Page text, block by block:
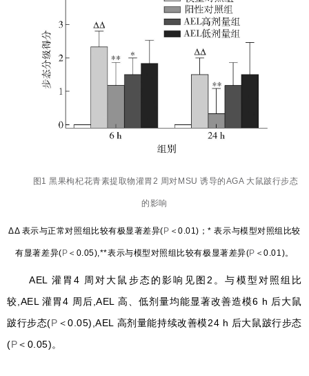
图1 黑果枸杞花青素提取物灌胃2 周对MSU 诱导的AGA 大鼠跛行步态
的影响
ΔΔ 表示与正常对照组比较有极显著差异( P ＜0.01)；* 表示与模型对照组比较
有显著差异( P ＜0.05),**表示与模型对照组比较有极显著差异(P ＜0.01)。
AEL 灌胃4 周对大鼠步态的影响见图2。与模型对照组比
较,AEL 灌胃4 周后,AEL 高、低剂量均能显著改善造模6 h 后大鼠
跛行步态(P ＜0.05),AEL 高剂量能持续改善模24 h 后大鼠跛行步态
(P＜0.05)。